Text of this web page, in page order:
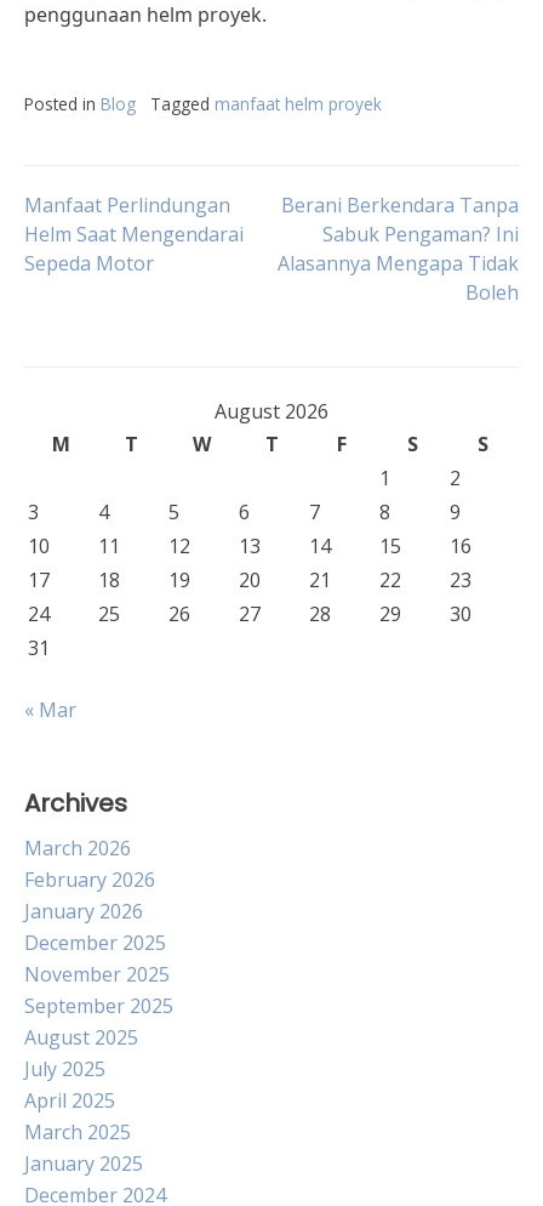
penggunaan helm proyek.
Posted in Blog Tagged manfaat helm proyek
Post
navigation
Manfaat Perlindungan
Helm Saat Mengendarai
Sepeda Motor
Berani Berkendara Tanpa
Sabuk Pengaman? Ini
Alasannya Mengapa Tidak
Boleh
August 2026
M
T W T F S
S
1
2
3
4 5 6 7 8
9
10
11 12 13 14 15
16
17
18 19 20 21 22
23
24
25 26 27 28 29
30
31
« Mar
Archives
March 2026
February 2026
January 2026
December 2025
November 2025
September 2025
August 2025
July 2025
April 2025
March 2025
January 2025
December 2024